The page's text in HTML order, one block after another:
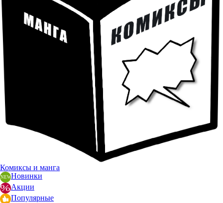
Комиксы и манга
Новинки
Акции
Популярные